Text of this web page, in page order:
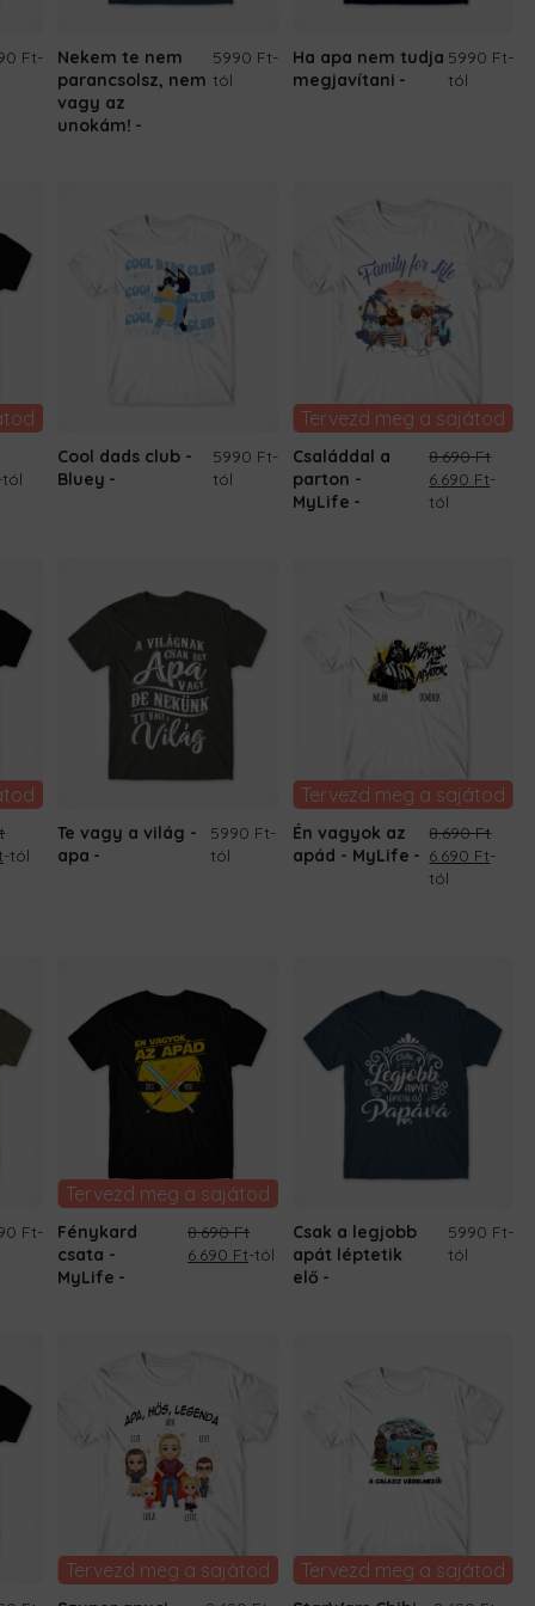
Ft-
Nekem te nem
parancsolsz, nem
vagy az
unokám!
5990 Ft-
tól
Ha apa nem tudja
megjavítani
5990 Ft-
tól
tól
Cool dads club -
Bluey
5990 Ft-
tól
Tervezd meg a sajátod
Családdal a
parton -
MyLife
8.690Ft
Original
price
6.690 Ft-
tól
Current
-tól
Te vagy a világ -
apa
5990 Ft-
tól
Tervezd meg a sajátod
Én vagyok az
apád - MyLife
8.690Ft
Original
price
6.690 Ft-
tól
Ft-
Tervezd meg a sajátod
Fénykard
csata -
MyLife
8.690Ft
Original
6.690 FtCurrent
-tól
Csak a legjobb
apát léptetik
elő
5990 Ft-
tól
Tervezd meg a sajátod Tervezd meg a sajátod